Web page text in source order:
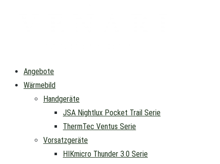
Angebote
Wärmebild
Handgeräte
JSA Nightlux Pocket Trail Serie
ThermTec Ventus Serie
Vorsatzgeräte
HIKmicro Thunder 3.0 Serie